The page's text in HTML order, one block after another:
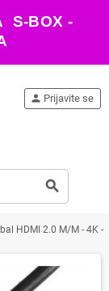
S-BOX -
search
person Prijavite se
HDMI 2.0 M/M - 4K -